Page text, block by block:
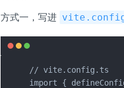
方式一，写进
// vite.config.ts
import {